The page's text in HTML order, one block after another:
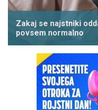
Zakaj se najstniki
povsem normalno